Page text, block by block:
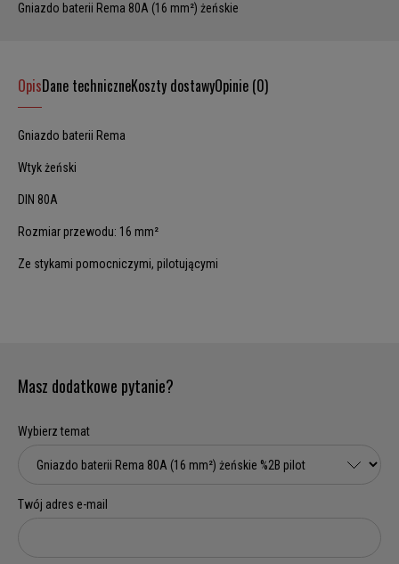
Gniazdo baterii Rema 80A (16 mm²) żeńskie
OpisDane techniczneKoszty dostawyOpinie (0)
Gniazdo baterii Rema
Wtyk żeński
DIN 80A
Rozmiar przewodu: 16 mm²
Ze stykami pomocniczymi, pilotującymi
Masz dodatkowe pytanie?